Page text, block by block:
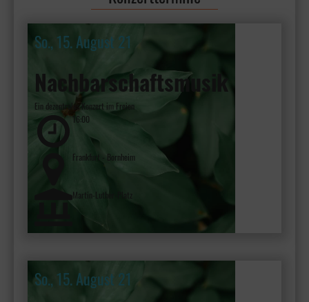
So., 15. August 21
Nachbarschaftsmusik
Ein dezentrales Konzert im Freien
16:00
Frankfurt - Bornheim
Martin-Luther-Platz
So., 15. August 21